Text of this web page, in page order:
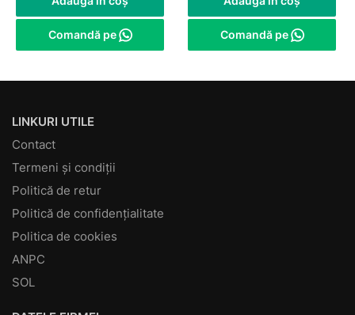
Comandă pe Comandă pe
LINKURI UTILE
Contact
Termeni și condiții
Politică de retur
Politică de confidențialitate
Politica de cookies
ANPC
SOL